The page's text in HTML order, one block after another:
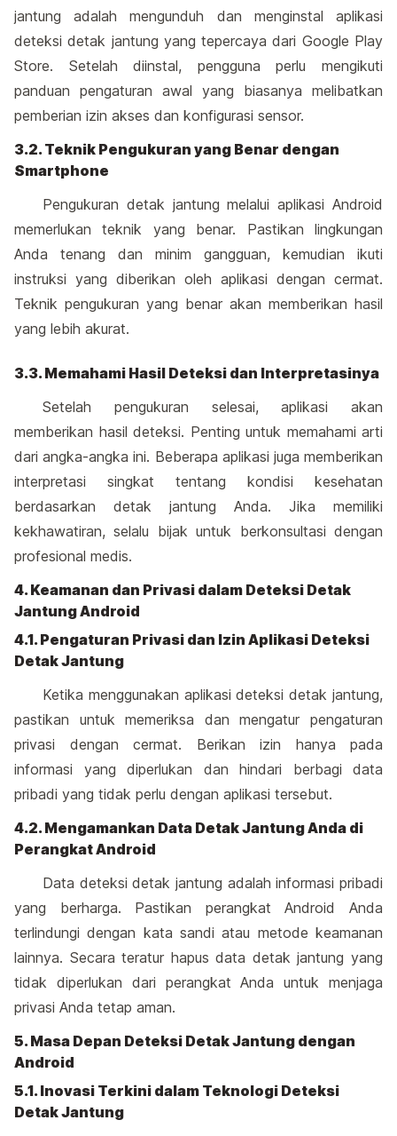
jantung adalah mengunduh dan menginstal aplikasi
deteksi detak jantung yang tepercaya dari Google Play
Store. Setelah diinstal, pengguna perlu mengikuti
panduan pengaturan awal yang biasanya melibatkan
pemberian izin akses dan konfigurasi sensor.
3.2. Teknik Pengukuran yang Benar dengan
Smartphone
Pengukuran detak jantung melalui aplikasi Android
memerlukan teknik yang benar. Pastikan lingkungan
Anda tenang dan minim gangguan, kemudian ikuti
instruksi yang diberikan oleh aplikasi dengan cermat.
Teknik pengukuran yang benar akan memberikan hasil
yang lebih akurat.
3.3. Memahami Hasil Deteksi dan Interpretasinya
Setelah pengukuran selesai, aplikasi akan
memberikan hasil deteksi. Penting untuk memahami arti
dari angka-angka ini. Beberapa aplikasi juga memberikan
interpretasi singkat tentang kondisi kesehatan
berdasarkan detak jantung Anda. Jika memiliki
kekhawatiran, selalu bijak untuk berkonsultasi dengan
profesional medis.
4. Keamanan dan Privasi dalam Deteksi Detak
Jantung Android
4.1. Pengaturan Privasi dan Izin Aplikasi Deteksi
Detak Jantung
Ketika menggunakan aplikasi deteksi detak jantung,
pastikan untuk memeriksa dan mengatur pengaturan
privasi dengan cermat. Berikan izin hanya pada
informasi yang diperlukan dan hindari berbagi data
pribadi yang tidak perlu dengan aplikasi tersebut.
4.2. Mengamankan Data Detak Jantung Anda di
Perangkat Android
Data deteksi detak jantung adalah informasi pribadi
yang berharga. Pastikan perangkat Android Anda
terlindungi dengan kata sandi atau metode keamanan
lainnya. Secara teratur hapus data detak jantung yang
tidak diperlukan dari perangkat Anda untuk menjaga
privasi Anda tetap aman.
5. Masa Depan Deteksi Detak Jantung dengan
Android
5.1. Inovasi Terkini dalam Teknologi Deteksi
Detak Jantung